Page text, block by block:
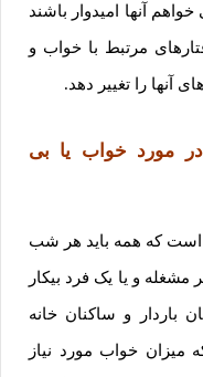
آنها امیدوار باشند
مرتبط با خواب و
آنها را تغییر دهد.
در مورد خواب یا بی
است که همه باید هر شب
مشغله و یا یک فرد بیکار
و ساکنان خانه
خواب مورد نیاز